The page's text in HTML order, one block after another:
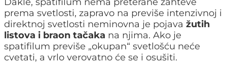
prema svetlosti, zapravo na previše intenzivnoj i
direktnoj svetlosti neminovna je pojava žutih
listova i braon tačaka na njima. Ako je
spatifilum previše „okupan“ svetlošću neće
cvetati, a vrlo verovatno će se i osušiti.